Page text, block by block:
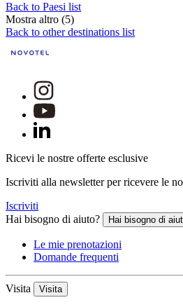
Back to Paesi list
Mostra altro (5)
Back to other destinations list
Ricevi le nostre offerte esclusive
Iscriviti alla newsletter per ricevere le
Iscriviti
Hai bisogno di aiuto?
Hai bisogno di
Le mie prenotazioni
Domande frequenti
Visita Visita